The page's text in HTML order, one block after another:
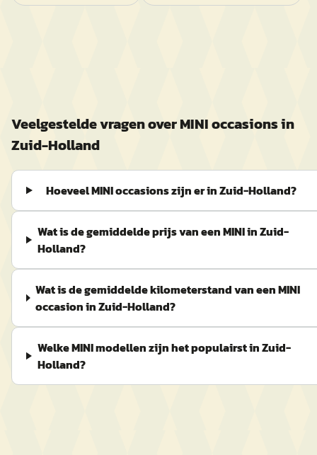
Veelgestelde vragen overMINIoccasions in
Zuid-Holland
Hoeveel MINI occasions zijn er in Zuid-Holland?
Wat is de gemiddelde prijs van een MINI in Zuid-
Holland?
Wat is de gemiddelde kilometerstand van een MINI
occasion in Zuid-Holland?
Welke MINI modellen zijn het populairst in Zuid-
Holland?